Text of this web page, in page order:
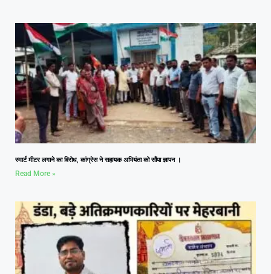
स्मार्ट मीटर लगाने का विरोध, कांग्रेस ने सहायक अभियंता को सौंपा ज्ञापन ।
Read More »